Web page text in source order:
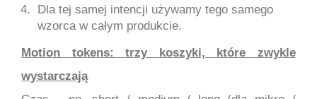
Dla tej samej intencji używamy tego samego
wzorca w całym produkcie.
Motion tokens: trzy koszyki, które zwykle
wystarczają